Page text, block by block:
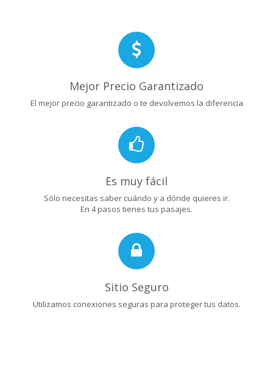
Mejor Precio Garantizado
El mejor precio garantizado o te devolvemos la diferencia
Es muy fácil
Sólo necesitas saber cuándo y a dónde quieres ir.
En 4 pasos tienes tus pasajes.
Sitio Seguro
Utilizamos conexiones seguras para proteger tus datos.